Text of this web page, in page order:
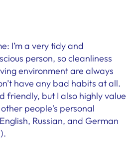
I’m a very tidy and
person, so cleanliness
environment are always
have any bad habits at all.
friendly, but I also highly value
people's personal
Russian, and German